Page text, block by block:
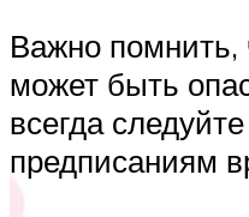
Важно помнить,
может быть
всегда
предписаниям